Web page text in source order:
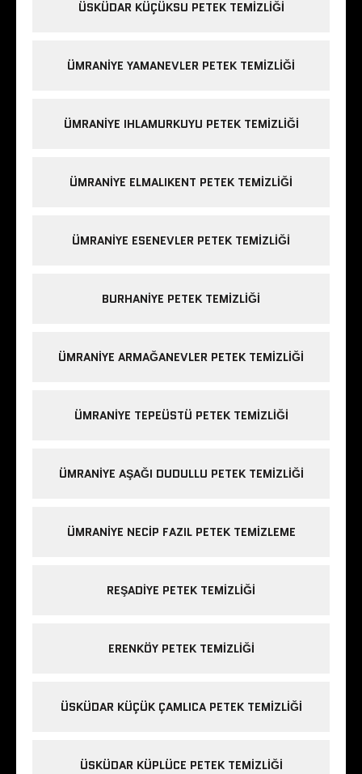
ÜSKÜDAR KÜÇÜKSU PETEK TEMIZLIĞI
ÜMRANIYE YAMANEVLER PETEK TEMIZLIĞI
ÜMRANIYE IHLAMURKUYU PETEK TEMIZLIĞI
ÜMRANIYE ELMALIKENT PETEK TEMIZLIĞI
ÜMRANIYE ESENEVLER PETEK TEMIZLIĞI
BURHANIYE PETEK TEMIZLIĞI
ÜMRANIYE ARMAĞANEVLER PETEK TEMIZLIĞI
ÜMRANIYE TEPEÜSTÜ PETEK TEMIZLIĞI
ÜMRANIYE AŞAĞI DUDULLU PETEK TEMIZLIĞI
ÜMRANIYE NECIP FAZIL PETEK TEMIZLEME
REŞADIYE PETEK TEMIZLIĞI
ERENKÖY PETEK TEMIZLIĞI
ÜSKÜDAR KÜÇÜK ÇAMLICA PETEK TEMIZLIĞI
ÜSKÜDAR KÜPLÜCE PETEK TEMIZLIĞI